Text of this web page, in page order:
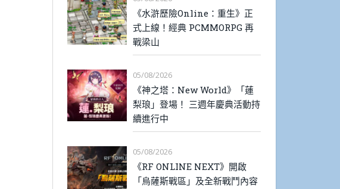
《水滸歷險Online：重生》正
式上線！經典 PCMMORPG 再
戰梁山
05/08/2026
《神之塔：New World》「蓮
梨琅」登場！ 三週年慶典活動持
續進行中
05/08/2026
《RF ONLINE NEXT》開啟
「烏薩斯戰區」及全新戰鬥內容